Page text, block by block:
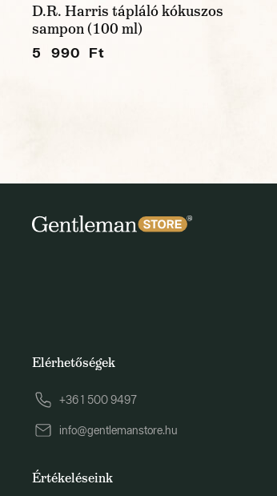
D.R. Harris tápláló kókuszos
sampon (100 ml)
5 990 Ft
Elérhetőségek
+36 1 500 9497
info@gentlemanstore.hu
Értékeléseink